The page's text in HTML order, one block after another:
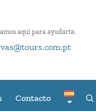
aquí para ayudarte.
Contacto